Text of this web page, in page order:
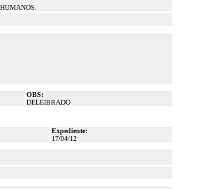
OBS:
DELEIBRADO
Expediente:
17/04/12